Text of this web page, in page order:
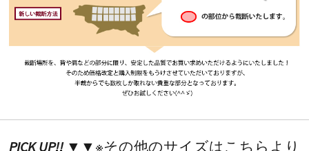
PICK UP!!▼▼※その他のサイズはこちらより